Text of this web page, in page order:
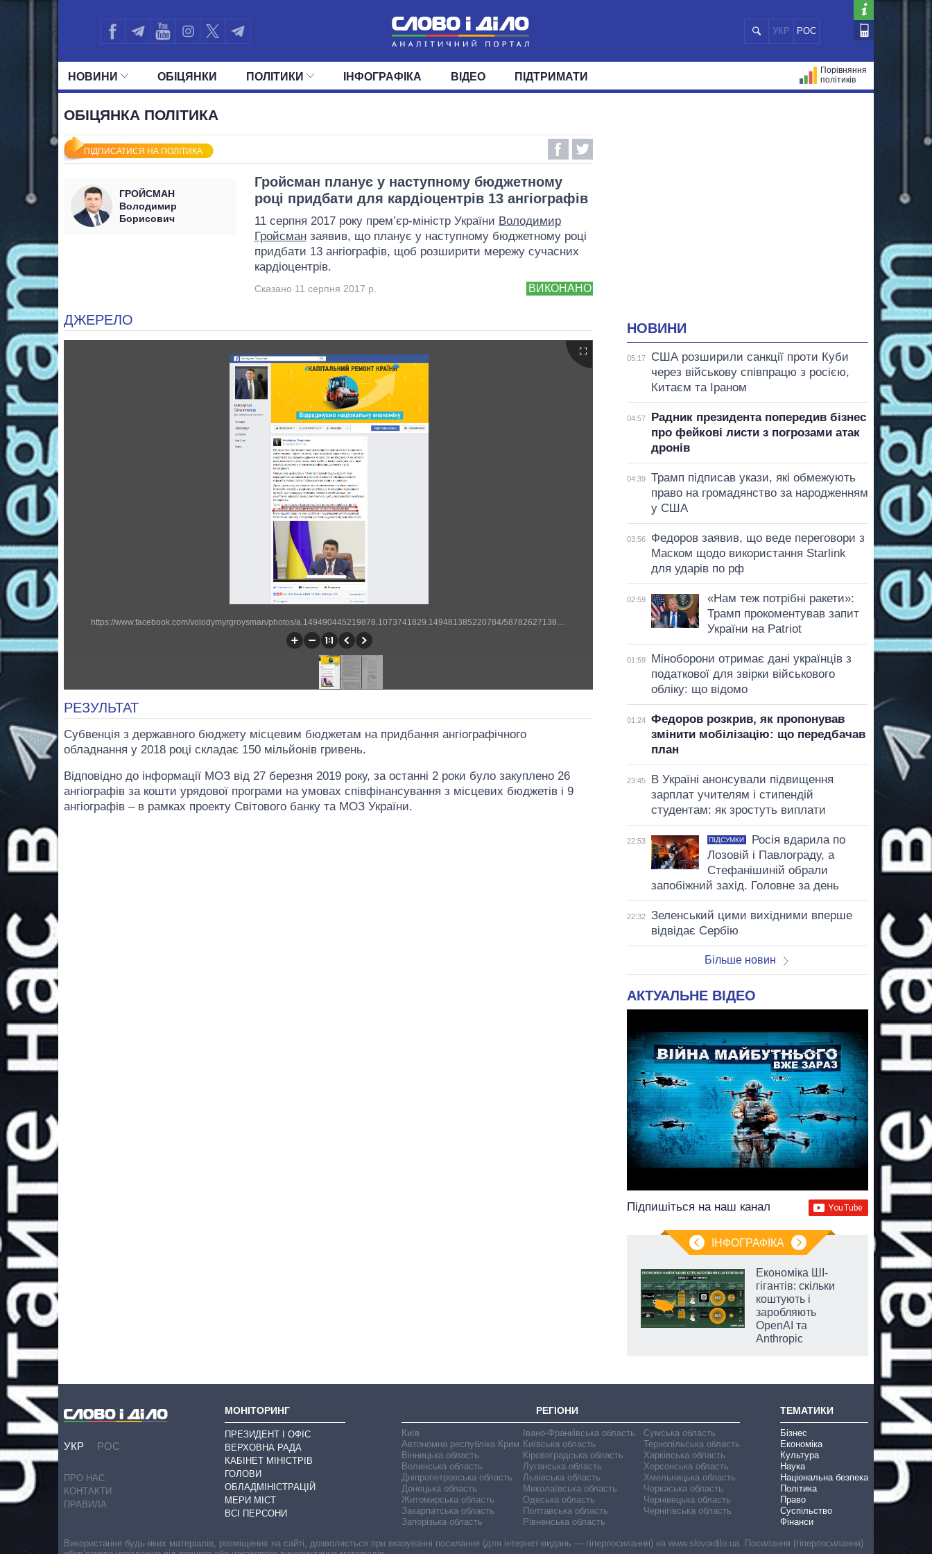
УКР РОС
НОВИНИ
СВІТ
ОБIЦЯНКИ ПОЛIТИКИ
ОКРУГИ
ІНФОГРАФІКА ВІДЕО ПІДТРИМАТИ
Порівняння
політиків
ОБІЦЯНКА ПОЛІТИКА
ПІДПИСАТИСЯ НА ПОЛІТИКА
ГРОЙСМАН
Володимир
Борисович
Гройсман планує у наступному бюджетному
році придбати для кардіоцентрів 13 ангіографів
11 серпня 2017 року прем’єр-міністр України Володимир
Гройсманзаявив, що планує у наступному бюджетному році
придбати 13 ангіографів, щоб розширити мережу сучасних
кардіоцентрів.
ВИКОНАНО
Сказано 11 серпня 2017 р.
ДЖЕРЕЛО
РЕЗУЛЬТАТ
Субвенція з державного бюджету місцевим бюджетам на придбання ангіографічного
обладнання у 2018 році складає 150 мільйонів гривень.
Відповідно до інформації МОЗ від 27 березня 2019 року, за останні 2 роки було закуплено 26
ангіографів за кошти урядової програми на умовах співфінансування з місцевих бюджетів і 9
ангіографів – в рамках проекту Світового банку та МОЗ України.
НОВИНИ
05:17
США розширили санкції проти Куби
через військову співпрацю з росією,
Китаєм та Іраном
04:57
Радник президента попередив бізнес
про фейкові листи з погрозами атак
дронів
04:39
Трамп підписав укази, які обмежують
право на громадянство за народженням
у США
03:56
Федоров заявив, що веде переговори з
Маском щодо використання Starlink
для ударів по рф
02:59
«Нам теж потрібні ракети»:
Трамп прокоментував запит
України на Patriot
01:59
Міноборони отримає дані українців з
податкової для звірки військового
обліку: що відомо
01:24
Федоров розкрив, як пропонував
змінити мобілізацію: що передбачав
план
23:45
В Україні анонсували підвищення
зарплат учителям і стипендій
студентам: як зростуть виплати
22:53 ПІДСУМКИ
Росія вдарила по
Лозовій і Павлограду, а
Стефанішиній обрали
запобіжний захід. Головне за день
22:32
Зеленський цими вихідними вперше
відвідає Сербію
Більше новин
АКТУАЛЬНЕ ВІДЕО
Підпишіться на наш канал
ІНФОГРАФІКА
Економіка ШІ-
гігантів: скільки
коштують і
заробляють
OpenAI та
Anthropic
УКР РОС
ПРО НАС
КОНТАКТИ
ПРАВИЛА
МОНІТОРИНГ
ПРЕЗИДЕНТ І ОФІС
ВЕРХОВНА РАДА
КАБІНЕТ МІНІСТРІВ
ГОЛОВИ
ОБЛАДМІНІСТРАЦІЙ
МЕРИ МІСТ
ВСІ ПЕРСОНИ
РЕГІОНИ
Київ
Автономна республіка Крим
Вінницька область
Волинська область
Дніпропетровська область
Донецька область
Житомирська область
Закарпатська область
Запорізька область
Івано-Франківська область
Київська область
Кіровоградська область
Луганська область
Львівська область
Миколаївська область
Одеська область
Полтавська область
Рівненська область
Сумська область
Тернопільська область
Харківська область
Херсонська область
Хмельницька область
Черкаська область
Чернівецька область
Чернігівська область
ТЕМАТИКИ
Бізнес
Економіка
Культура
Наука
Національна безпека
Політика
Право
Суспільство
Фінанси
Використання будь-яких матеріалів, розміщених на сайті, дозволяється при вказуванні посилання (для інтернет-видань — гіперпосилання) на www.slovoidilo.ua. Посилання (гіперпосилання)